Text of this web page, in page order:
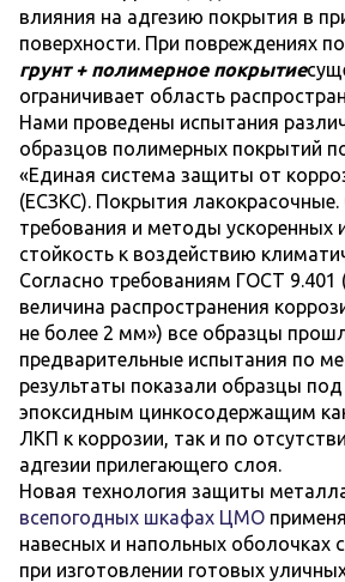
влияния на адгезию покрытия в
поверхности. При повреждениях
грунт + полимерное покрытие
ограничивает область
Нами проведены испытания
образцов полимерных покрытий
«Единая система защиты от
(ЕСЗКС). Покрытия
требования и методы ускоренных
стойкость к воздействию
Согласно требованиям ГОСТ 9.401
величина распространения
не более 2 мм») все образцы
предварительные испытания по
результаты показали образцы
эпоксидным цинкосодержащим
ЛКП к коррозии, так и по
адгезии прилегающего слоя.
Новая технология защиты
всепогодных шкафах ЦМО
навесных и напольных оболочках
при изготовлении готовых